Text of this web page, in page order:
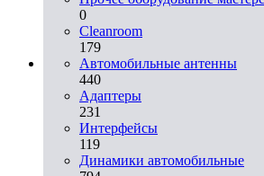
0
Cleanroom
179
Автомобильные антенны
440
Адаптеры
231
Интерфейсы
119
Динамики автомобильные